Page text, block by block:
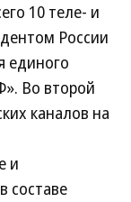
10 теле- и
России
единого
Во второй
каналов на
и
составе